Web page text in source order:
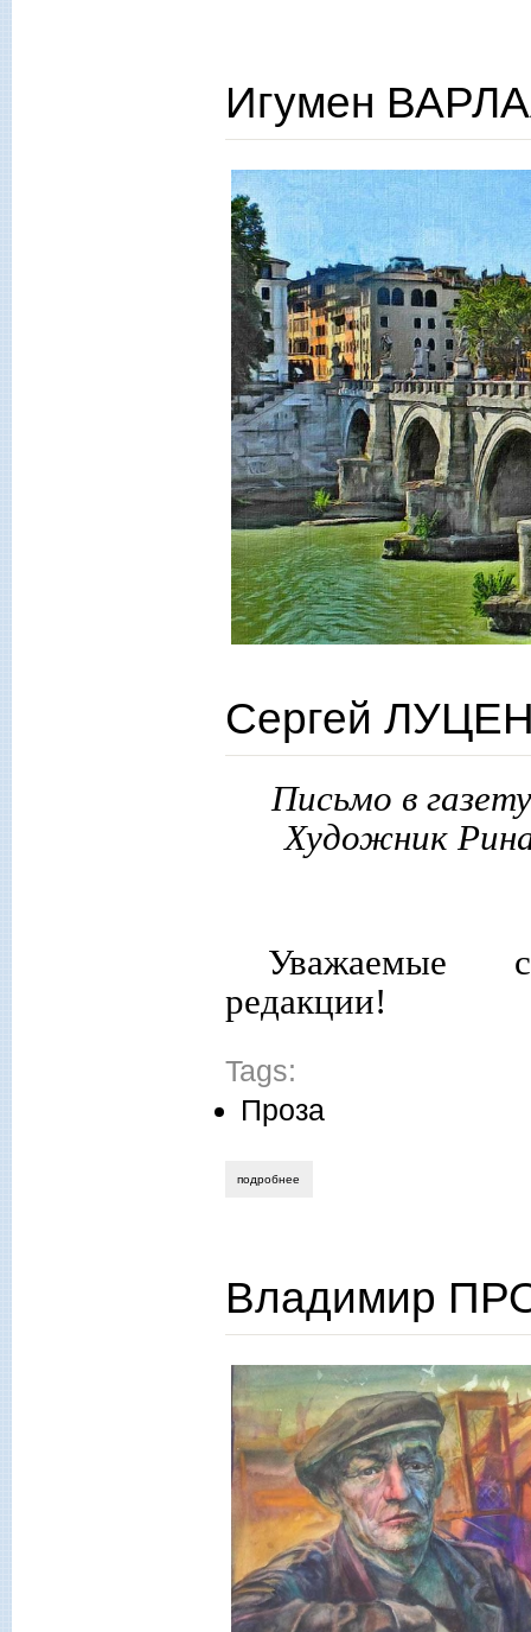
Игумен
Сергей
Письмо в
Художник
Уважаемые
редакции!
Tags:
Проза
подробнее
Владимир